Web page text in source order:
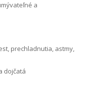
a
prechladnutia, astmy,
dojčatá